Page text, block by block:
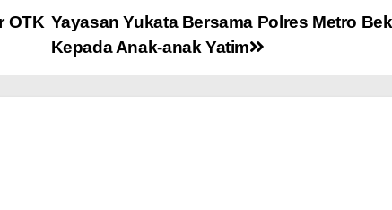
Yayasan Yukata Bersama Polres Metro
Kepada Anak-anak Yatim
OTK